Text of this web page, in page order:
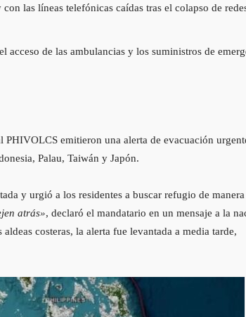
las líneas telefónicas caídas tras el colapso de
acceso de las ambulancias y los suministros de
emitieron una alerta de evacuación
Palau, Taiwán y Japón.
y urgió a los residentes a buscar refugio de manera
atrás», declaró el mandatario en un mensaje a la
costeras, la alerta fue levantada a media tarde,